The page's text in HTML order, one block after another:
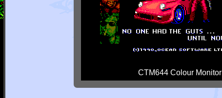
CTM644 Colour Monitor